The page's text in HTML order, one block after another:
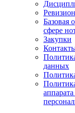
Базовая
сфере
Закупки
данных